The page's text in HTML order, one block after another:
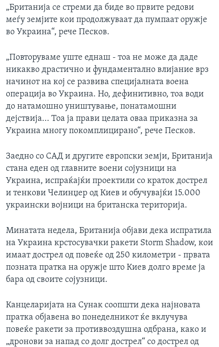
„Британија се стреми да биде во првите редови
меѓу земјите кои продолжуваат да пумпаат оружје
во Украина“, рече Песков.
„Повторуваме уште еднаш - тоа не може да даде
никакво драстично и фундаментално влијание врз
начинот на кој се развива специјалната воена
операција во Украина. Но, дефинитивно, тоа води
до натамошно уништување, понатамошни
дејствија... Тоа ја прави целата оваа приказна за
Украина многу покомплицирано“, рече Песков.
Заедно со САД и другите европски земји, Британија
стана еден од главните воени сојузници на
Украина, испраќајќи проектили со краток дострел
и тенкови Челинџер од Киев и обучувајќи 15.000
украински војници на британска територија.
Минатата недела, Британија објави дека испратила
на Украина крстосувачки ракети Storm Shadow, кои
имаат дострел од повеќе од 250 километри - првата
позната пратка на оружје што Киев долго време ја
бара од своите сојузници.
Канцеларијата на Сунак соопшти дека најновата
пратка објавена во понеделникот ќе вклучува
повеќе ракети за противвоздушна одбрана, како и
„дронови за напад со долг дострел“ со дострел од